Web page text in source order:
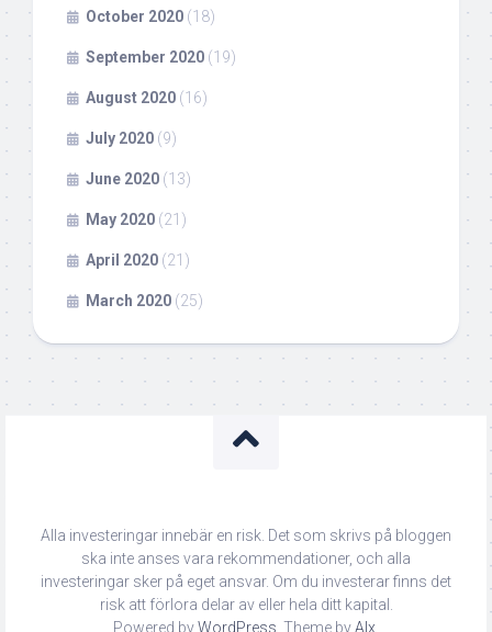
October 2020 (18)
September 2020 (19)
August 2020 (16)
July 2020 (9)
June 2020 (13)
May 2020 (21)
April 2020 (21)
March 2020 (25)
Alla investeringar innebär en risk. Det som skrivs på bloggen
ska inte anses vara rekommendationer, och alla
investeringar sker på eget ansvar. Om du investerar finns det
risk att förlora delar av eller hela ditt kapital.
Powered byWordPress . Theme byAlx